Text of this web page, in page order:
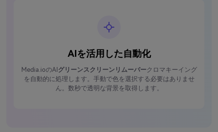
AIを活用した自動化
Media.ioのAI グリーンスクリーンリムーバークロマキーイング
を自動的に処理します。手動で色を選択する必要はありませ
ん。数秒で透明な背景を取得します。